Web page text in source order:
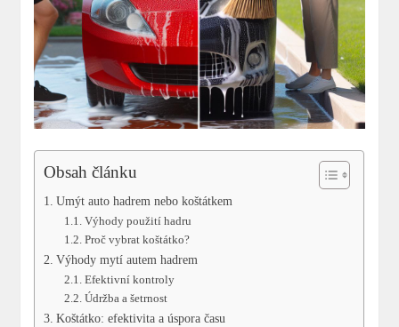
Obsah článku
Umýt auto hadrem nebo koštátkem
Výhody použití hadru
Proč vybrat koštátko?
Výhody mytí autem hadrem
Efektivní kontroly
Údržba a šetrnost
Koštátko: efektivita a úspora času